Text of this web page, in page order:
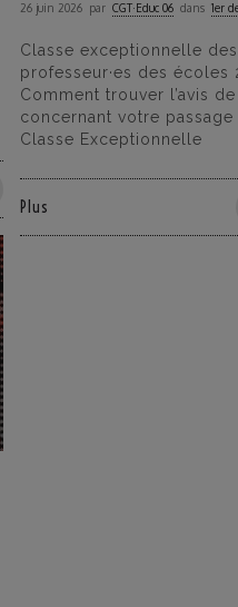
26 juin 2026 par CGT·Educ 06 dans 1er
Classe exceptionnelle des
professeur·es des écoles
Comment trouver l’avis de
concernant votre
Classe Exceptionnelle
Plus